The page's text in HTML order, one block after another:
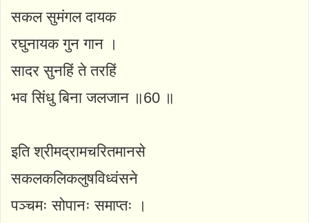
सकल सुमंगल दायक
रघुनायक गुन गान ।
सादर सुनहिं ते तरहिं
भव सिंधु बिना जलजान ॥60 ॥
इति श्रीमद्रामचरितमानसे
सकलकलिकलुषविध्वंसने
पञ्चमः सोपानः समाप्तः ।